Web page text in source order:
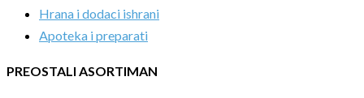
Hrana i dodaci ishrani
Apoteka i preparati
PREOSTALI ASORTIMAN